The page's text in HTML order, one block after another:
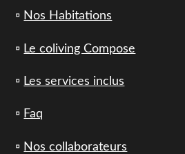
▫️ Nos Habitations
▫️ Le coliving Compose
▫️ Les services inclus
▫️ Faq
▫️ Nos collaborateurs